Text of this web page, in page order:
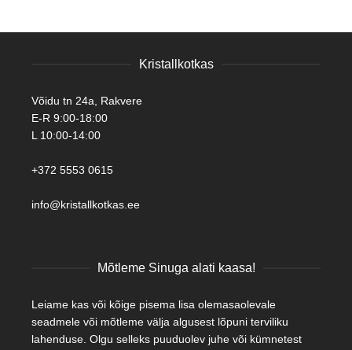
Kristallkotkas
Võidu tn 24a, Rakvere
E-R 9:00-18:00
L 10:00-14:00
+372 5553 0615
info@kristallkotkas.ee
Mõtleme Sinuga alati kaasa!
Leiame kas või kõige pisema lisa olemasaolevale
seadmele või mõtleme välja algusest lõpuni terviliku
lahenduse. Olgu selleks puuduolev juhe või kümnetest